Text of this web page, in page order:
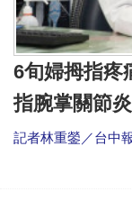
6旬婦拇指
指腕掌關節炎
記者林重鎣／台中